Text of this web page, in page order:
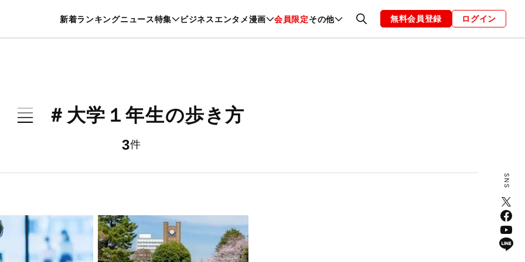
新着ランキングニュース特集 ビジネスエンタメ漫画 会員限定その他
暮らし スポーツ ヘルスケア 美容 グルメ ファッション 恋愛・結婚 編集部 お知らせ
無料会員登録 ログイン
＃大学１年生の歩き方
3件